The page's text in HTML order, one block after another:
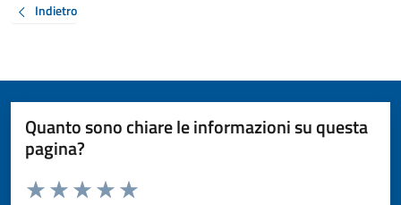
Indietro
Quanto sono chiare le informazioni su questa
pagina?
Valuta da 1 a 5 stelle la pagina